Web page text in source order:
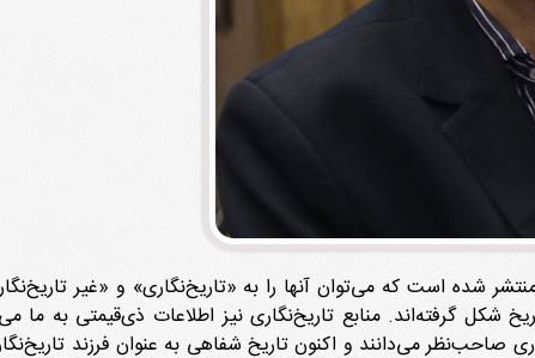
شده است که می‌توان آنها را به «تاریخ‌نگاری» و «غیر
شکل گرفته‌اند. منابع تاریخ‌نگاری نیز اطلاعات ذی‌قیمتی به ما
صاحب‌نظر می‌دانند و اکنون تاریخ‌ شفاهی به عنوان فرزند